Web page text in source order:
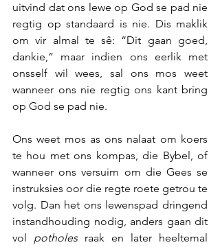
uitvind dat ons lewe op God se pad nie
regtig op standaard is nie. Dis maklik
om vir almal te sê: “Dit gaan goed,
dankie,” maar indien ons eerlik met
onsself wil wees, sal ons mos weet
wanneer ons nie regtig ons kant bring
op God se pad nie.
Ons weet mos as ons nalaat om koers
te hou met ons kompas, die Bybel, of
wanneer ons versuim om die Gees se
instruksies oor die regte roete getrou te
volg. Dan het ons lewenspad dringend
instandhouding nodig, anders gaan dit
vol potholes raak en later heeltemal